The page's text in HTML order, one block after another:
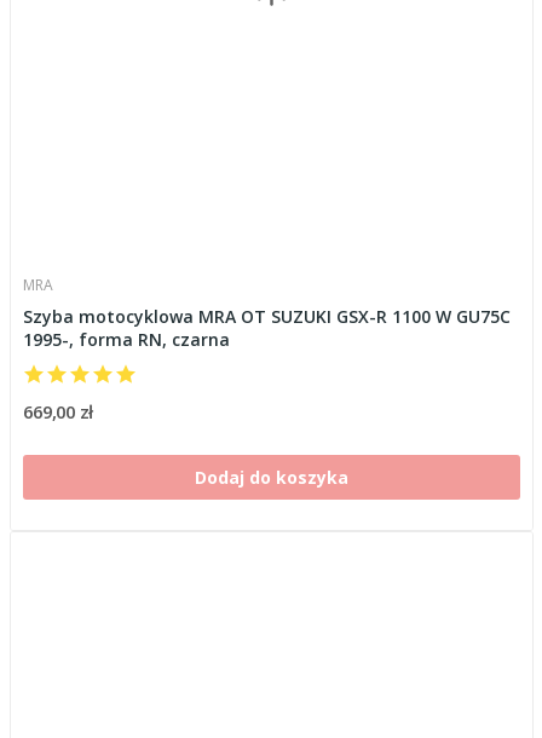
MRA
Szyba motocyklowa MRA OT SUZUKI GSX-R 1100 W GU75C
1995-, forma RN, czarna
669,00 zł
Dodaj do koszyka